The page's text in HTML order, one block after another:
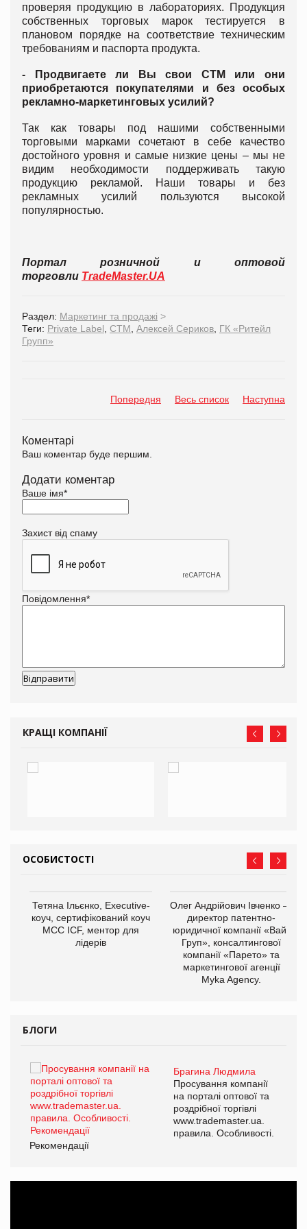
проверяя продукцию в лабораториях. Продукция
собственных торговых марок тестируется в
плановом порядке на соответствие техническим
требованиям и паспорта продукта.
- Продвигаете ли Вы свои СТМ или они
приобретаются покупателями и без особых
рекламно-маркетинговых усилий?
Так как товары под нашими собственными
торговыми марками сочетают в себе качество
достойного уровня и самые низкие цены – мы не
видим необходимости поддерживать такую
продукцию рекламой. Наши товары и без
рекламных усилий пользуются высокой
популярностью.
Портал розничной и оптовой
торговли TradeMaster.UA
Раздел: Маркетинг та продажі >
Теги: Private Label СТМ Алексей Сериков ГК «Ритейл
Групп»
Попередня Весь список Наступна
Коментарі
Ваш коментар буде першим.
Додати коментар
Ваше імя*
Захист від спаму
Повідомлення*
КРАЩІ КОМПАНІЇ
ОСОБИСТОСТІ
Тетяна Ільєнко, Executive-
коуч, сертифікований коуч
МСС ICF, ментор для
лідерів
Олег Андрійович Івченко —
директор патентно-
юридичної компанії «Вайз
Груп», консалтингової
компанії «Парето» та
маркетингової агенції
Myka Agency.
БЛОГИ
Брагина Людмила
Просування компанії
на порталі оптової та
роздрібної торгівлі
www.trademaster.ua.
правила. Особливості.
Рекомендації